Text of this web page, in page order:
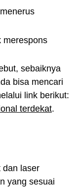
merespons
sebaiknya
bisa mencari
link berikut:
terdekat.
dan laser
yang sesuai